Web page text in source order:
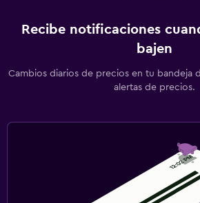
Recibe notificaciones
bajen
Cambios diarios de precios en tu bandeja
alertas de precios.